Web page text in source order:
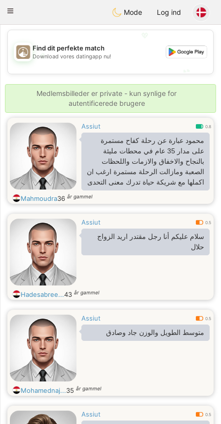
ahebik
Toggle
Mode Log ind
💕
Find dit perfekte match
Download vores datingapp nu!
Medlemsbilleder er private - kun synlige for
autentificerede brugere
Assiut 0.8
محمود عبارة عن رحلة كفاح مستمرة
على مدار 35 عام في محطات مليئة
بالنجاح والاخفاق والازمات واللحظات
الصعبة ومازالت الرحلة مستمرة ارغب ان
اكملها مع شريكة حياة تدرك معنى التحدى
ومتعته
Mahmoudra36 år gammel
Assiut 0.5
سلام عليكم أنا رجل مقتدر اريد الزواج
حلال
Hadesabree...43 år gammel
Assiut 0.5
متوسط الطويل والوزن جاد وصادق
Mohamednaj...35 år gammel
Assiut 0.5